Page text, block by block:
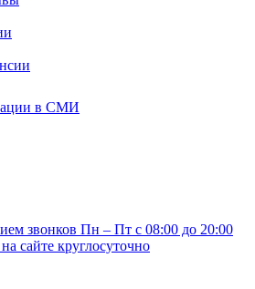
в СМИ
звонков Пн – Пт с 08:00 до 20:00
сайте круглосуточно